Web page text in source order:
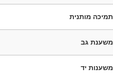
תמיכה מותנית
משענת גב
משענות יד